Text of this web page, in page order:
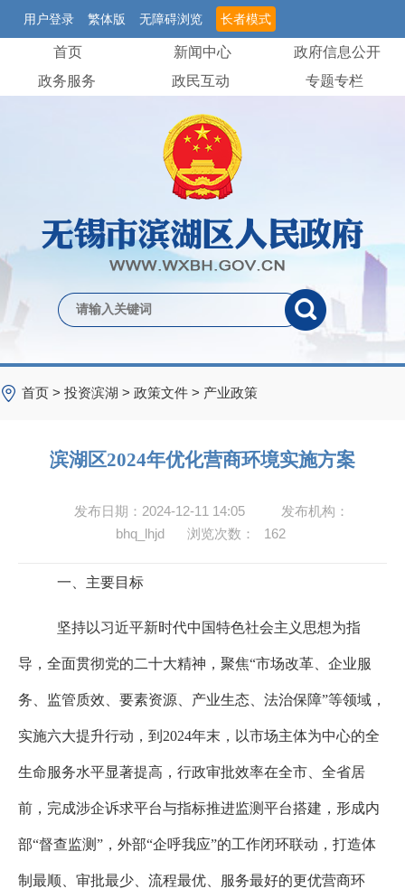
用户登录 繁体版 无障碍浏览 长者模式
首页 新闻中心
政府信息公开
政务服务
政民互动 专题专栏
首页 > 投资滨湖 > 政策文件 > 产业政策
滨湖区2024年优化营商环境实施方案
发布日期：2024-12-11 14:05
发布机构：
bhq_lhjd
浏览次数： 162
一、主要目标
坚持以习近平新时代中国特色社会主义思想为指
导，全面贯彻党的二十大精神，聚焦“市场改革、企业服
务、监管质效、要素资源、产业生态、法治保障”等领域，
实施六大提升行动，到 2024年末，以市场主体为中心的全
生命服务水平显著提高，行政审批效率在全市、全省居
前，完成涉企诉求平台与指标推进监测平台搭建，形成内
部“督查监测”，外部“企呼我应”的工作闭环联动，打造体
制最顺、审批最少、流程最优、服务最好的更优营商环